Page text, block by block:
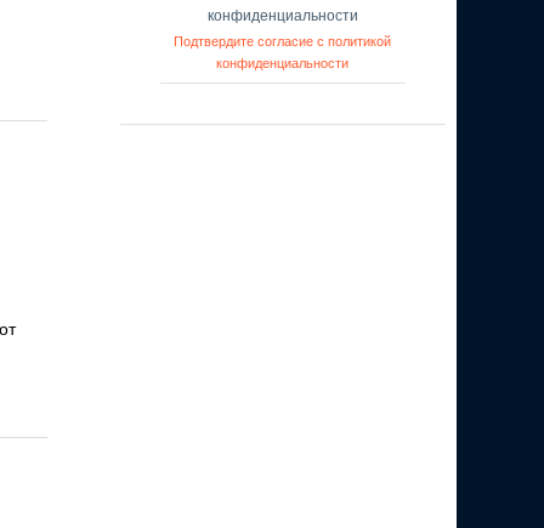
конфиденциальности
Подтвердите согласие с политикой
конфиденциальности